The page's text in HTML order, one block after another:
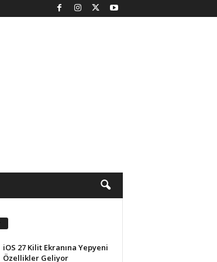
iOS 27 Kilit Ekranına Yepyeni
Özellikler Geliyor